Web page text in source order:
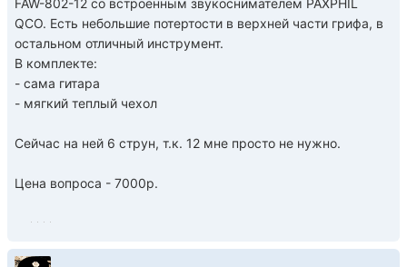
FAW-802-12 со встроенным звукоснимателем PAXPHIL
QCO. Есть небольшие потертости в верхней части грифа, в
остальном отличный инструмент.
В комплекте:
- сама гитара
- мягкий теплый чехол
Сейчас на ней 6 струн, т.к. 12 мне просто не нужно.
Цена вопроса - 7000р.